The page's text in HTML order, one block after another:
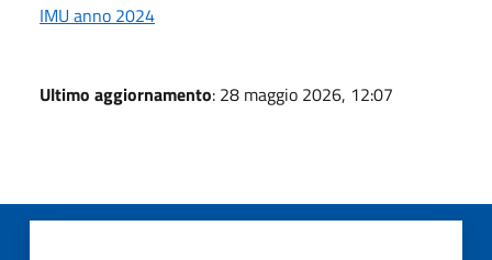
IMU anno 2024
Ultimo aggiornamento: 28 maggio 2026, 12:07